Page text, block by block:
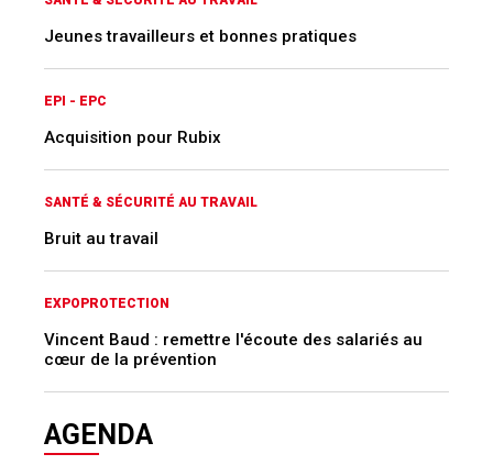
Jeunes travailleurs et bonnes pratiques
EPI - EPC
Acquisition pour Rubix
SANTÉ & SÉCURITÉ AU TRAVAIL
Bruit au travail
EXPOPROTECTION
Vincent Baud : remettre l'écoute des salariés au
cœur de la prévention
AGENDA